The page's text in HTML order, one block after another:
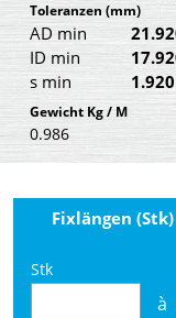
Toleranzen (mm)
AD min
ID min
s min
1.920
Gewicht Kg / M
0.986
Fixlängen (Stk)
Stk
à